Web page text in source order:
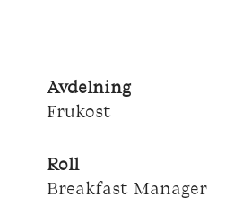
Avdelning
Frukost
Roll
Breakfast Manager